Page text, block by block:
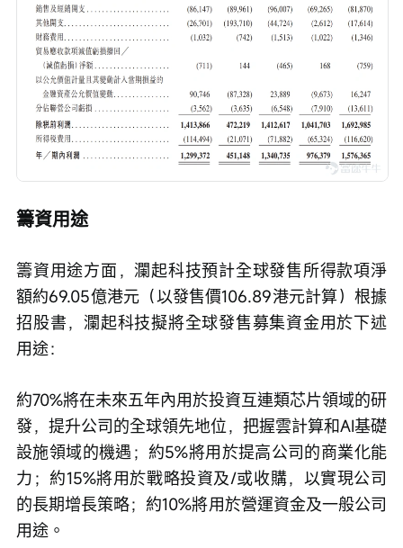
籌資用途
籌資用途方面，瀾起科技預計全球發售所得款項淨
額約69.05億港元（以發售價106.89港元計算）根據
招股書，瀾起科技擬將全球發售募集資金用於下述
用途：
約70%將在未來五年內用於投資互連類芯片領域的研
發，提升公司的全球領先地位，把握雲計算和AI基礎
設施領域的機遇；約5%將用於提高公司的商業化能
力；約15%將用於戰略投資及/或收購，以實現公司
的長期增長策略；約10%將用於營運資金及一般公司
用途。